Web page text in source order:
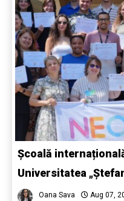
Școală
Universitatea
Oana Sava Aug 07,